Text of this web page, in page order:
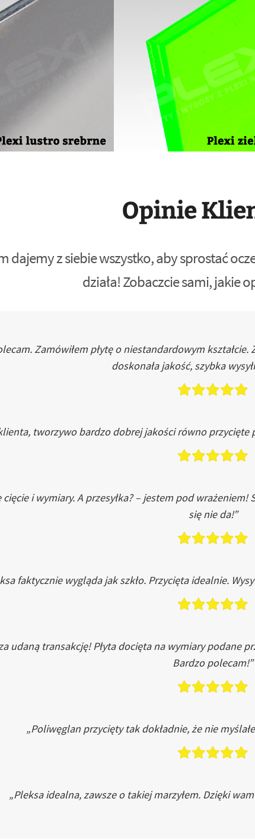
Opinie
dajemy z siebie wszystko, aby sprostać
działa! Zobaczcie sami, jakie
Zamówiłem płytę o niestandardowym
doskonała jakość, szybka
tworzywo bardzo dobrej jakości równo przycięte
cięcie i wymiary. A przesyłka? – jestem pod
się nie da!”
faktycznie wygląda jak szkło. Przycięta idealnie.
udaną transakcję! Płyta docięta na wymiary podane
Bardzo polecam!”
„Poliwęglan przycięty tak dokładnie, że nie
„Pleksa idealna, zawsze o takiej marzyłem. Dzięki